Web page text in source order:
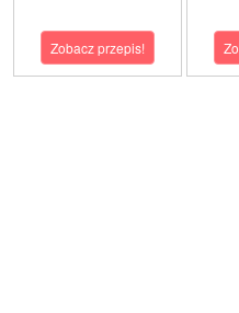
Zobacz przepis!